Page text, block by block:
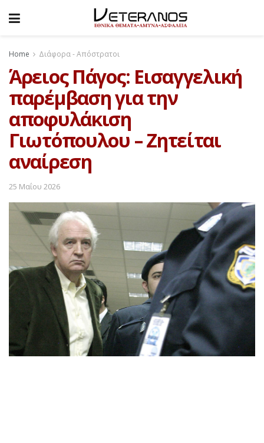
Home Διάφορα - Απόστρατοι
Άρειος Πάγος: Εισαγγελική
παρέμβαση για την
αποφυλάκιση
Γιωτόπουλου – Ζητείται
αναίρεση
25 Μαΐου 2026